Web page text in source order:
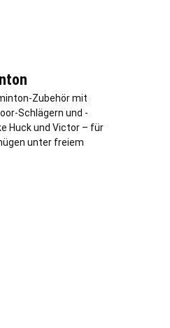
Zubehör mit
Schlägern und -
Huck und Victor – für
unter freiem